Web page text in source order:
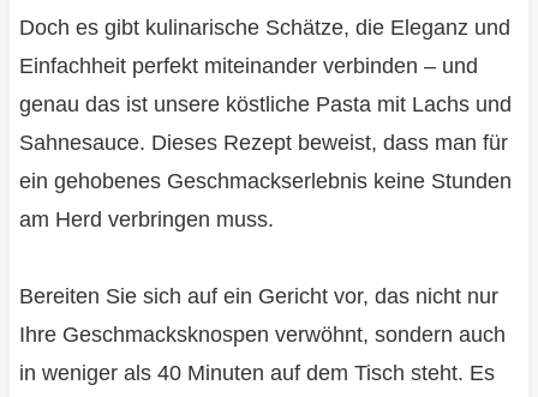
Doch es gibt kulinarische Schätze, die Eleganz und
Einfachheit perfekt miteinander verbinden – und
genau das ist unsere köstliche Pasta mit Lachs und
Sahnesauce. Dieses Rezept beweist, dass man für
ein gehobenes Geschmackserlebnis keine Stunden
am Herd verbringen muss.
Bereiten Sie sich auf ein Gericht vor, das nicht nur
Ihre Geschmacksknospen verwöhnt, sondern auch
in weniger als 40 Minuten auf dem Tisch steht. Es